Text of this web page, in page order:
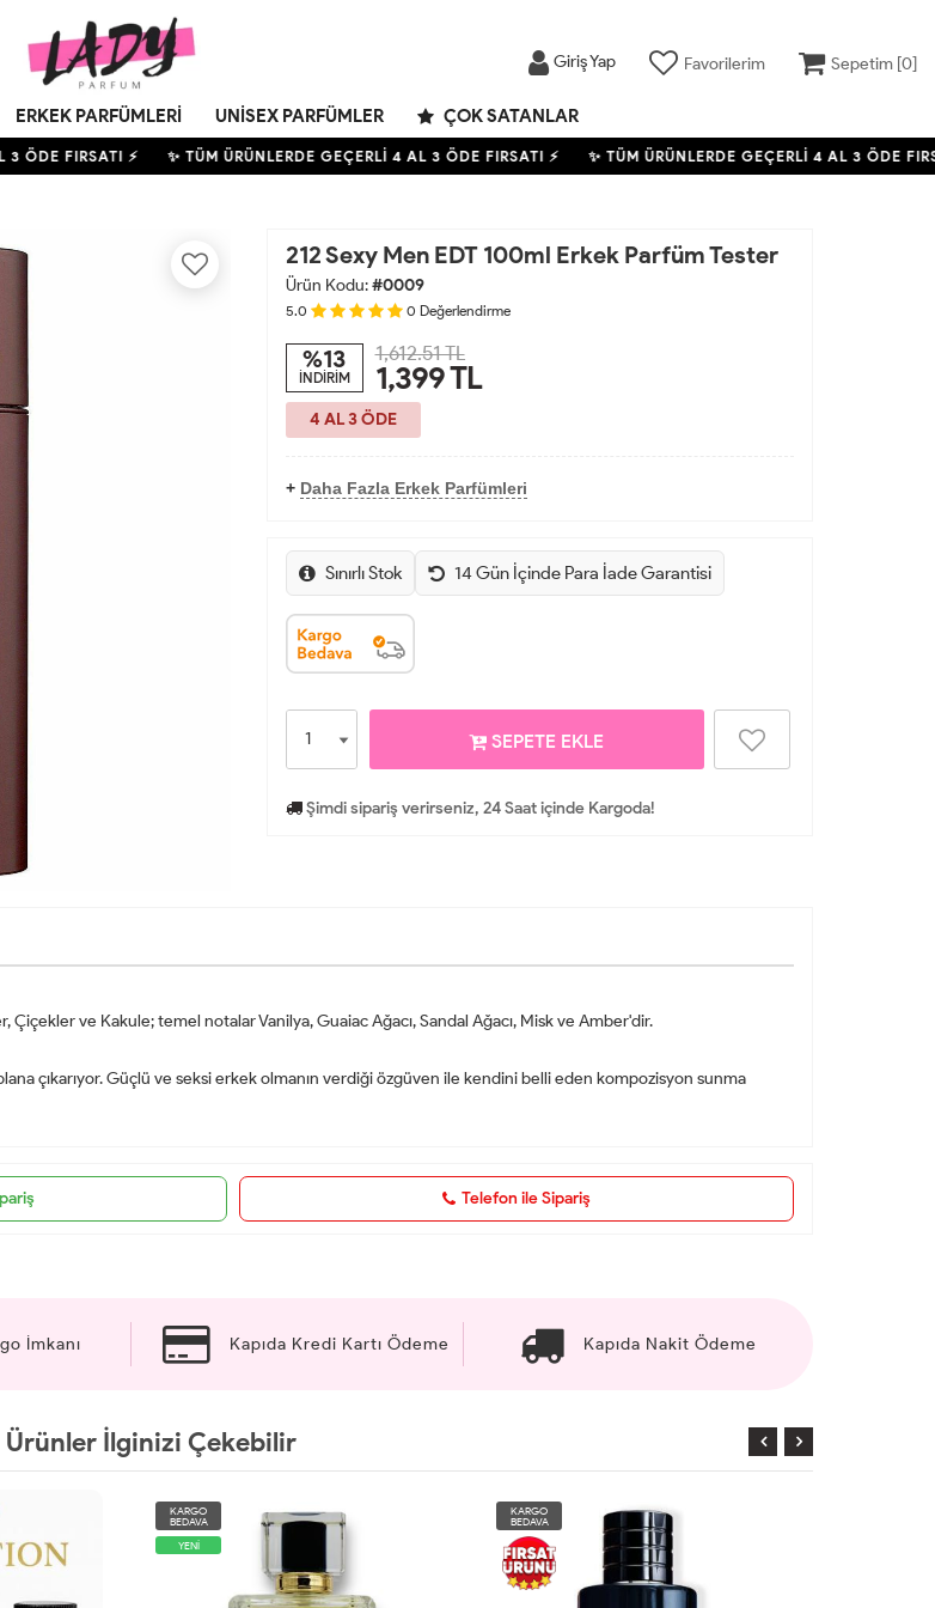
Giriş Yap Favorilerim Sepetim [0]
ERKEK PARFÜMLERI UNISEX PARFÜMLER ÇOK SATANLAR
ÖDE FIRSATI ⚡ ✨ TÜM ÜRÜNLERDE GEÇERLİ4 AL 3 ÖDE FIRSATI ⚡ ✨ TÜM ÜRÜNLERDE GEÇERLİ4 AL 3 ÖDE
212 Sexy Men EDT 100ml Erkek Parfüm Tester
Ürün Kodu:#0009
5.0 0 Değerlendirme
%13
İNDİRİM
1,612.51 TL
1,399TL
4 AL 3 ÖDE
+ Daha Fazla Erkek Parfümleri
Sınırlı Stok 14 Gün İçinde Para İade Garantisi
SEPETE EKLE
Şimdi sipariş verirseniz, 24 Saat içinde Kargoda!
ve Kakule; temel notalar Vanilya, Guaiac Ağacı, Sandal Ağacı, Misk ve Amber'dir.
çıkarıyor. Güçlü ve seksi erkek olmanın verdiği özgüven ile kendini belli eden kompozisyon sunma
Telefon ile Sipariş
İmkanı Kapıda Kredi Kartı Ödeme Kapıda Nakit Ödeme
Ürünler İlginizi Çekebilir
KARGO
BEDAVA
YENİ
KARGO
BEDAVA